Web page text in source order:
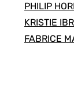
PHILIP
KRISTIE
FABRICE